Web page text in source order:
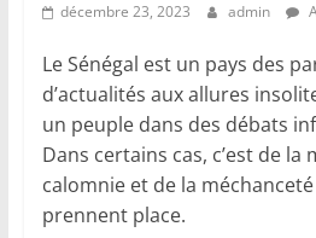
décembre 23, 2023 admin
Le Sénégal est un pays des
d’actualités aux allures
un peuple dans des débats
Dans certains cas, c’est de la
calomnie et de la
prennent place.